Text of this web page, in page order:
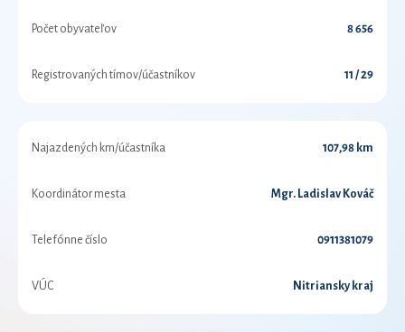
Počet obyvateľov 8 656
Registrovaných tímov/účastníkov 11 / 29
Najazdených km/účastníka 107,98 km
Koordinátor mesta Mgr. Ladislav Kováč
Telefónne číslo 0911381079
VÚC Nitriansky kraj